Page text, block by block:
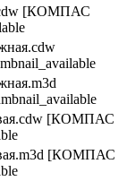
[КОМПАС
[КОМПАС
[КОМПАС